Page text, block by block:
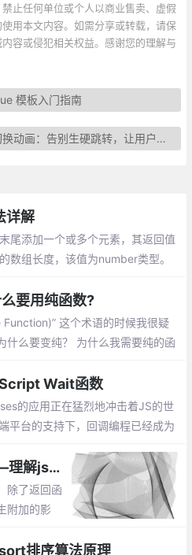
止任何单位或个人以商业售卖、虚假
用本文内容。如需分享或转载，请保
容或侵犯相关权益。感谢您的理解与
模板入门指南
：告别生硬跳转，让用户体验飞起来！
详解
尾添加一个或多个元素，其返回值
数组长度，该值为number类型。
要用纯函数?
这个术语的时候我很疑
什么要变纯？ 为什么我需要纯的函
Wait函数
的应用正在猛烈地冲击着JS的世
平台的支持下，回调编程已经成为
什么是函数的副作用——理解js编程中函数的副作用
除了返回函
附加的影
排序算法原理